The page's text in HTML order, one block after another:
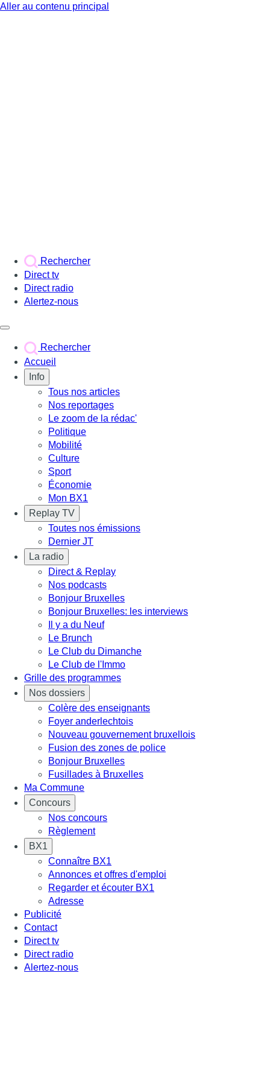
Aller au contenu principal
Rechercher
Direct tv
Direct radio
Alertez-nous
Rechercher
Accueil
Info
Tous nos articles
Nos reportages
Le zoom de la rédac'
Politique
Mobilité
Culture
Sport
Économie
Mon BX1
Replay TV
Toutes nos émissions
Dernier JT
La radio
Direct & Replay
Nos podcasts
Bonjour Bruxelles
Bonjour Bruxelles: les interviews
Il y a du Neuf
Le Brunch
Le Club du Dimanche
Le Club de l'Immo
Grille des programmes
Nos dossiers
Colère des enseignants
Foyer anderlechtois
Nouveau gouvernement bruxellois
Fusion des zones de police
Bonjour Bruxelles
Fusillades à Bruxelles
Ma Commune
Concours
Nos concours
Règlement
BX1
Connaître BX1
Annonces et offres d'emploi
Regarder et écouter BX1
Adresse
Publicité
Contact
Direct tv
Direct radio
Alertez-nous